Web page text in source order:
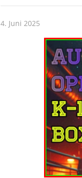
4. Juni 2025